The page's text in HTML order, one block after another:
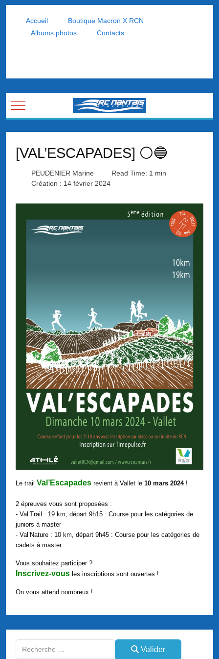
Accueil
Boutique Macron X RCN
Albums photos
Contacts
Mobile Menu Toggle
[VAL’ESCAPADES] ⚪🔵
PEUDENIER Marine
Read Time: 1 min
Création : 14 février 2024
Le trail Val’Escapades revient à Vallet le 10 mars 2024!
2 épreuves vous sont proposées :
- Val’Trail : 19 km, départ 9h15 : Course pour les catégories de
juniors à master
- Val’Nature : 10 km, départ 9h45 : Course pour les catégories de
cadets à master
Vous souhaitez participer ?
Inscrivez-vous les inscriptions sont ouvertes !
On vous attend nombreux !
Valider